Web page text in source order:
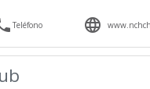
Teléfono 